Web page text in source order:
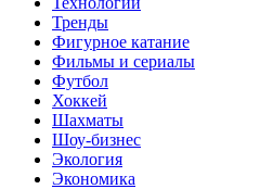
Тренды
Фигурное катание
Фильмы и сериалы
Футбол
Хоккей
Шахматы
Шоу-бизнес
Экология
Экономика